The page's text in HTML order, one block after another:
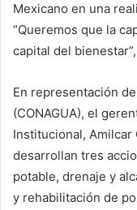
Mexicano en una
“Queremos que la
capital del
En representación
(CONAGUA), el
Institucional, Amilcar
desarrollan tres
potable, drenaje y
y rehabilitación de